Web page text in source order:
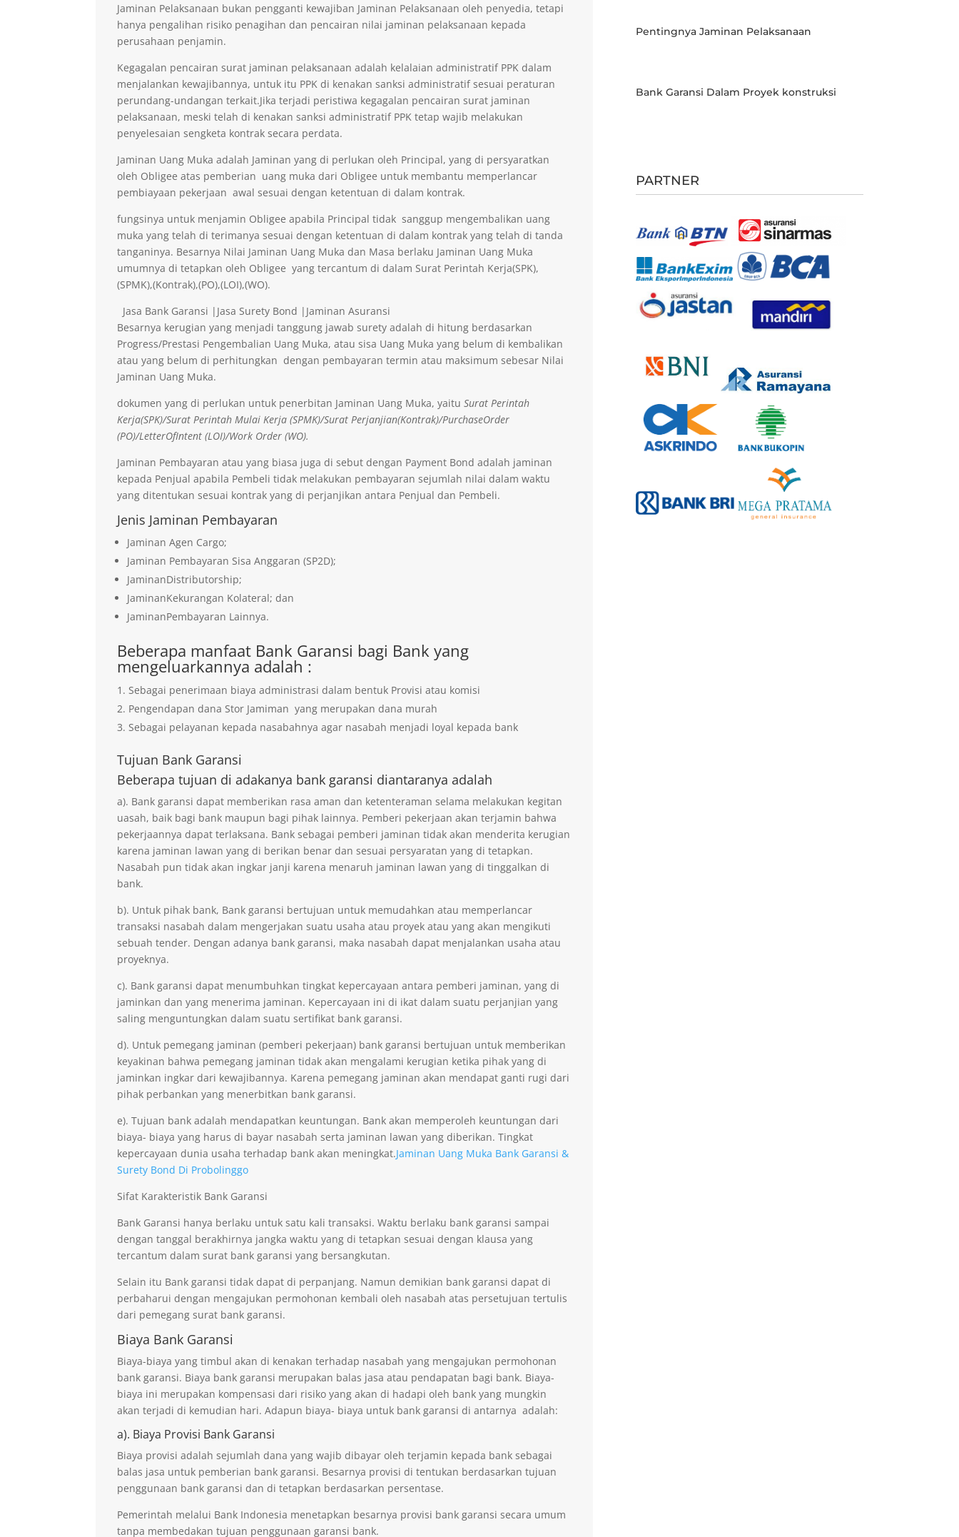
Jaminan Pelaksanaan bukan pengganti kewajiban Jaminan Pelaksanaan oleh penyedia, tetapi
hanya pengalihan risiko penagihan dan pencairan nilai jaminan pelaksanaan kepada
perusahaan penjamin.
Kegagalan pencairan surat jaminan pelaksanaan adalah kelalaian administratif PPK dalam
menjalankan kewajibannya, untuk itu PPK di kenakan sanksi administratif sesuai peraturan
perundang-undangan terkait.Jika terjadi peristiwa kegagalan pencairan surat jaminan
pelaksanaan, meski telah di kenakan sanksi administratif PPK tetap wajib melakukan
penyelesaian sengketa kontrak secara perdata.
Jaminan Uang Muka adalah Jaminan yang di perlukan oleh Principal, yang di persyaratkan
oleh Obligee atas pemberian uang muka dari Obligee untuk membantu memperlancar
pembiayaan pekerjaan awal sesuai dengan ketentuan di dalam kontrak.
fungsinya untuk menjamin Obligee apabila Principal tidak sanggup mengembalikan uang
muka yang telah di terimanya sesuai dengan ketentuan di dalam kontrak yang telah di tanda
tanganinya. Besarnya Nilai Jaminan Uang Muka dan Masa berlaku Jaminan Uang Muka
umumnya di tetapkan oleh Obligee yang tercantum di dalam Surat Perintah Kerja(SPK),
(SPMK),(Kontrak),(PO),(LOI),(WO).
Jasa Bank Garansi |Jasa Surety Bond |Jaminan Asuransi
Besarnya kerugian yang menjadi tanggung jawab surety adalah di hitung berdasarkan
Progress/Prestasi Pengembalian Uang Muka, atau sisa Uang Muka yang belum di kembalikan
atau yang belum di perhitungkan dengan pembayaran termin atau maksimum sebesar Nilai
Jaminan Uang Muka.
dokumen yang di perlukan untuk penerbitan Jaminan Uang Muka, yaituSurat Perintah
Kerja(SPK)/Surat Perintah Mulai Kerja (SPMK)/Surat Perjanjian(Kontrak)/PurchaseOrder
(PO)/LetterOfIntent (LOI)/Work Order (WO).
Jaminan Pembayaran atau yang biasa juga di sebut dengan Payment Bond adalah jaminan
kepada Penjual apabila Pembeli tidak melakukan pembayaran sejumlah nilai dalam waktu
yang ditentukan sesuai kontrak yang di perjanjikan antara Penjual dan Pembeli.
Jenis Jaminan Pembayaran
Jaminan Agen Cargo;
Jaminan Pembayaran Sisa Anggaran (SP2D);
JaminanDistributorship;
JaminanKekurangan Kolateral; dan
JaminanPembayaran Lainnya.
Beberapa manfaat Bank Garansi bagi Bank yang
mengeluarkannya adalah :
Sebagai penerimaan biaya administrasi dalam bentuk Provisi atau komisi
Pengendapan dana Stor Jamiman yang merupakan dana murah
Sebagai pelayanan kepada nasabahnya agar nasabah menjadi loyal kepada bank
Tujuan Bank Garansi
Beberapa tujuan di adakanya bank garansi diantaranya adalah
a). Bank garansi dapat memberikan rasa aman dan ketenteraman selama melakukan kegitan
uasah, baik bagi bank maupun bagi pihak lainnya. Pemberi pekerjaan akan terjamin bahwa
pekerjaannya dapat terlaksana. Bank sebagai pemberi jaminan tidak akan menderita kerugian
karena jaminan lawan yang di berikan benar dan sesuai persyaratan yang di tetapkan.
Nasabah pun tidak akan ingkar janji karena menaruh jaminan lawan yang di tinggalkan di
bank.
b). Untuk pihak bank, Bank garansi bertujuan untuk memudahkan atau memperlancar
transaksi nasabah dalam mengerjakan suatu usaha atau proyek atau yang akan mengikuti
sebuah tender. Dengan adanya bank garansi, maka nasabah dapat menjalankan usaha atau
proyeknya.
c). Bank garansi dapat menumbuhkan tingkat kepercayaan antara pemberi jaminan, yang di
jaminkan dan yang menerima jaminan. Kepercayaan ini di ikat dalam suatu perjanjian yang
saling menguntungkan dalam suatu sertifikat bank garansi.
d). Untuk pemegang jaminan (pemberi pekerjaan) bank garansi bertujuan untuk memberikan
keyakinan bahwa pemegang jaminan tidak akan mengalami kerugian ketika pihak yang di
jaminkan ingkar dari kewajibannya. Karena pemegang jaminan akan mendapat ganti rugi dari
pihak perbankan yang menerbitkan bank garansi.
e). Tujuan bank adalah mendapatkan keuntungan. Bank akan memperoleh keuntungan dari
biaya- biaya yang harus di bayar nasabah serta jaminan lawan yang diberikan. Tingkat
kepercayaan dunia usaha terhadap bank akan meningkat.Jaminan Uang Muka Bank Garansi &
Surety Bond Di Probolinggo
Sifat Karakteristik Bank Garansi
Bank Garansi hanya berlaku untuk satu kali transaksi. Waktu berlaku bank garansi sampai
dengan tanggal berakhirnya jangka waktu yang di tetapkan sesuai dengan klausa yang
tercantum dalam surat bank garansi yang bersangkutan.
Selain itu Bank garansi tidak dapat di perpanjang. Namun demikian bank garansi dapat di
perbaharui dengan mengajukan permohonan kembali oleh nasabah atas persetujuan tertulis
dari pemegang surat bank garansi.
Biaya Bank Garansi
Biaya-biaya yang timbul akan di kenakan terhadap nasabah yang mengajukan permohonan
bank garansi. Biaya bank garansi merupakan balas jasa atau pendapatan bagi bank. Biaya-
biaya ini merupakan kompensasi dari risiko yang akan di hadapi oleh bank yang mungkin
akan terjadi di kemudian hari. Adapun biaya- biaya untuk bank garansi di antarnya adalah:
a). Biaya Provisi Bank Garansi
Biaya provisi adalah sejumlah dana yang wajib dibayar oleh terjamin kepada bank sebagai
balas jasa untuk pemberian bank garansi. Besarnya provisi di tentukan berdasarkan tujuan
penggunaan bank garansi dan di tetapkan berdasarkan persentase.
Pemerintah melalui Bank Indonesia menetapkan besarnya provisi bank garansi secara umum
tanpa membedakan tujuan penggunaan garansi bank.
Pentingnya Jaminan Pelaksanaan
Bank Garansi Dalam Proyek konstruksi
PARTNER